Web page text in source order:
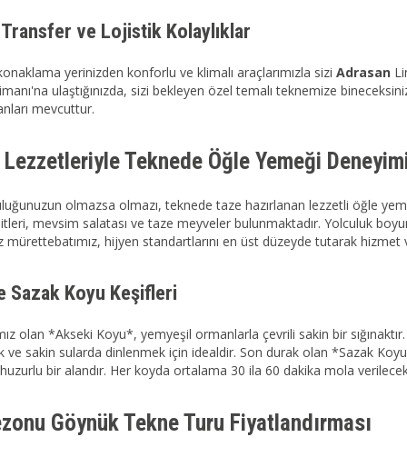
ve Lojistik Kolaylıklar
yerinizden konforlu ve klimalı araçlarımızla sizi Adrasan
ulaştığınızda, sizi bekleyen özel temalı teknemize
mevcuttur.
Teknede Öğle Yemeği
olmazsa olmazı, teknede taze hazırlanan lezzetli öğle
mevsim salatası ve taze meyveler bulunmaktadır. Yolculuk
mürettebatımız, hijyen standartlarını en üst düzeyde tutarak
Sazak Koyu Keşifleri
olan *Akseki Koyu*, yemyeşil ormanlarla çevrili sakin bir
ve sakin sularda dinlenmek için idealdir. Son durak olan *Sazak
bir alandır. Her koyda ortalama 30 ila 60 dakika mola
Göynük Tekne Turu Fiyatlandırması